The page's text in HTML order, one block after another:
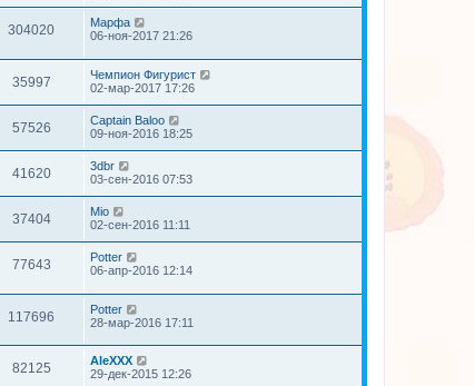
304020
Марфа
06-ноя-2017 21:26
35997
Чемпион Фигурист
02-мар-2017 17:26
57526
Captain Baloo
09-ноя-2016 18:25
41620
3dbr
03-сен-2016 07:53
37404
Mio
02-сен-2016 11:11
77643
Potter
06-апр-2016 12:14
117696
Potter
28-мар-2016 17:11
82125
AleXXX
29-дек-2015 12:26